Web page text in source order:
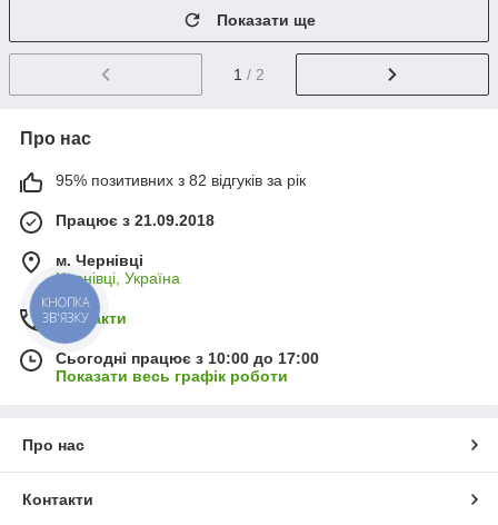
Показати ще
1 / 2
Про нас
95% позитивних з 82 відгуків за рік
Працює з 21.09.2018
м. Чернівці
Чернівці, Україна
Контакти
Сьогодні працює з 10:00 до 17:00
Показати весь графік роботи
Про нас
Контакти
КНОПКА
ЗВ'ЯЗКУ